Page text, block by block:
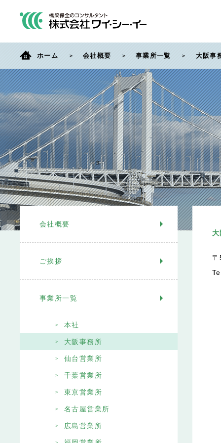
ホーム 会社概要 事業所一覧 大阪事
会社概要
ご挨拶
事業所一覧
本社
大阪事務所
仙台営業所
千葉営業所
東京営業所
名古屋営業所
広島営業所